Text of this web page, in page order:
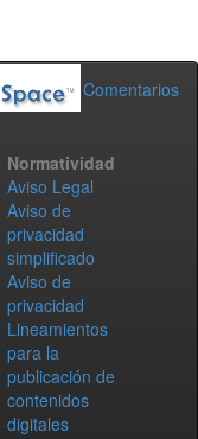
Comentarios
Normatividad
Aviso Legal
Aviso de
privacidad
simplificado
Aviso de
privacidad
Lineamientos
para la
publicación de
contenidos
digitales